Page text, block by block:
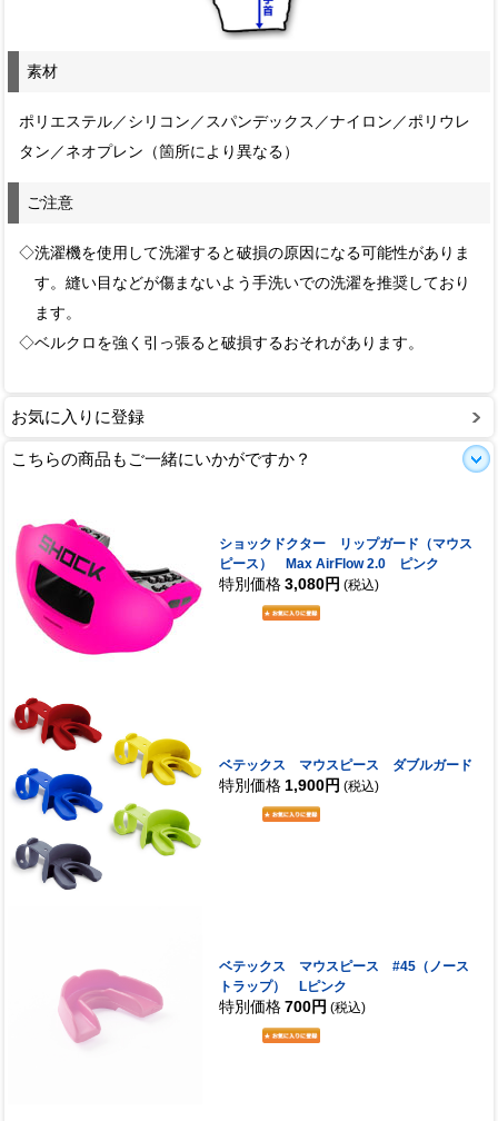
素材
ポリエステル／シリコン／スパンデックス／ナイロン／ポリウレ
タン／ネオプレン（箇所により異なる）
ご注意
◇洗濯機を使用して洗濯すると破損の原因になる可能性がありま
す。縫い目などが傷まないよう手洗いでの洗濯を推奨しており
ます。
◇ベルクロを強く引っ張ると破損するおそれがあります。
お気に入りに登録
こちらの商品もご一緒にいかがですか？
ショックドクター リップガード（マウス
ピース） Max AirFlow 2.0 ピンク
特別価格 3,080円 (税込)
ベテックス マウスピース ダブルガード
特別価格 1,900円 (税込)
ベテックス マウスピース #45（ノース
トラップ） Lピンク
特別価格 700円 (税込)